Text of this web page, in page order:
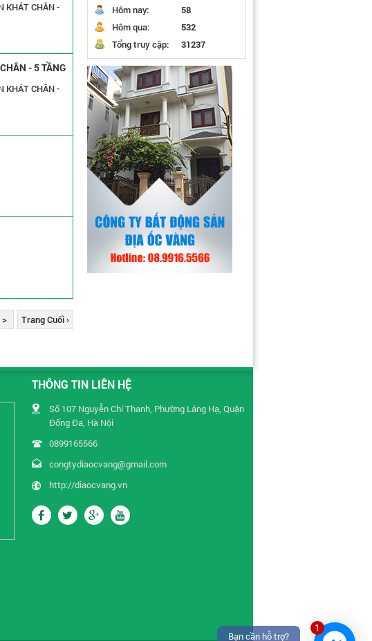
1
Bạn cần hỗ trợ?
KHÁT CHÂN -
- 5 TẦNG
KHÁT CHÂN -
> Trang Cuối ›
Hôm nay:
58
Hôm qua:
532
Tổng truy cập:
31237
THÔNG TIN LIÊN HỆ
Số 107 Nguyễn Chí Thanh, Phường Láng Hạ, Quận
Đống Đa, Hà Nội
0899165566
congtydiaocvang@gmail.com
http://diaocvang.vn